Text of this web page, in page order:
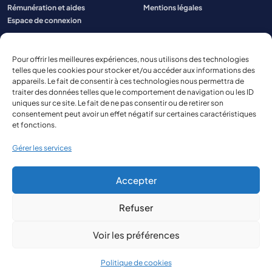
Pour offrir les meilleures expériences, nous utilisons des technologies
telles que les cookies pour stocker et/ou accéder aux informations des
appareils. Le fait de consentir à ces technologies nous permettra de
traiter des données telles que le comportement de navigation ou les ID
uniques sur ce site. Le fait de ne pas consentir ou de retirer son
consentement peut avoir un effet négatif sur certaines caractéristiques
et fonctions.
Gérer les services
Accepter
Refuser
Voir les préférences
Politique de cookies
Rémunération et aides
Espace de connexion
Mentions légales
© 2026 Aspect Aquitaine